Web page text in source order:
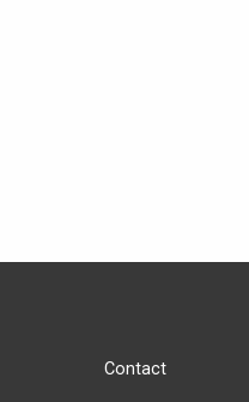
Contact